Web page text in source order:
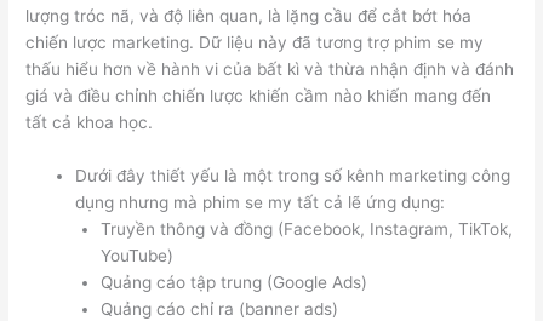
lượng tróc nã, và độ liên quan, là lặng cầu để cắt bớt hóa
chiến lược marketing. Dữ liệu này đã tương trợ phim se my
thấu hiểu hơn về hành vi của bất kì và thừa nhận định và đánh
giá và điều chỉnh chiến lược khiến cầm nào khiến mang đến
tất cả khoa học.
Dưới đây thiết yếu là một trong số kênh marketing công
dụng nhưng mà phim se my tất cả lẽ ứng dụng:
Truyền thông và đồng (Facebook, Instagram, TikTok,
YouTube)
Quảng cáo tập trung (Google Ads)
Quảng cáo chỉ ra (banner ads)